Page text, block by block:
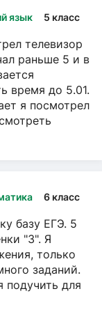
язык 5 класс
телевизор
раньше 5 и в
время до 5.01.
я посмотрел
6 класс
базу ЕГЭ. 5
"3". Я
только
заданий.
подучить для